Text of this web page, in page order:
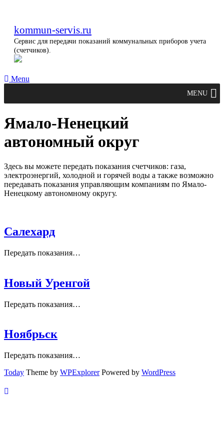
kommun-servis.ru
Сервис для передачи показаний коммунальных приборов учета
(счетчиков).
Menu
MENU
Ямало-Ненецкий
автономный округ
Здесь вы можете передать показания счетчиков: газа,
электроэнергий, холодной и горячей воды а также возможно
передавать показания управляющим компаниям по Ямало-
Ненецкому автономному округу.
Салехард
Передать показания…
Новый Уренгой
Передать показания…
Ноябрьск
Передать показания…
Today Theme by WPExplorerPowered by WordPress